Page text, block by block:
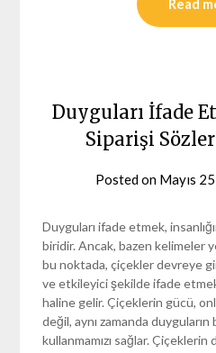
Duyguları İfade
Siparişi
Posted on Mayıs
Duyguları ifade etmek,
biridir. Ancak, bazen kelimeler
bu noktada, çiçekler devreye
ve etkileyici şekilde ifade
haline gelir. Çiçeklerin gücü,
değil, aynı zamanda
kullanmamızı sağlar.